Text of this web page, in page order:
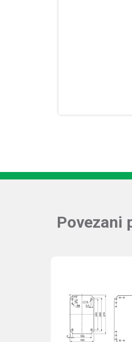
Povezani